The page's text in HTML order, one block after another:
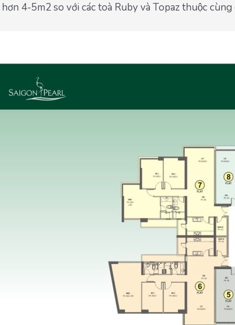
4-5m2 so với các toà Ruby và Topaz thuộc cùng